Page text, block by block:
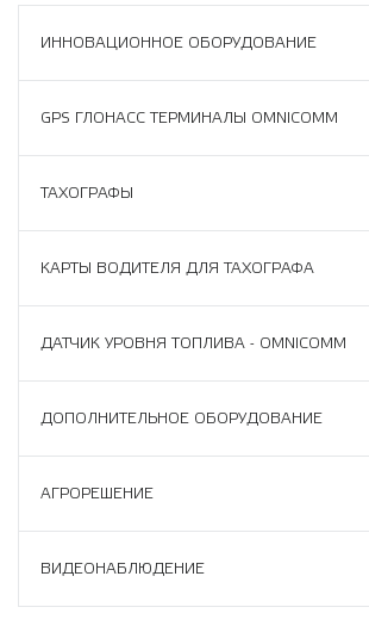
ИННОВАЦИОННОЕ ОБОРУДОВАНИЕ
GPS ГЛОНАСС ТЕРМИНАЛЫ OMNICOMM
ТАХОГРАФЫ
КАРТЫ ВОДИТЕЛЯ ДЛЯ ТАХОГРАФА
ДАТЧИК УРОВНЯ ТОПЛИВА - OMNICOMM
ДОПОЛНИТЕЛЬНОЕ ОБОРУДОВАНИЕ
АГРОРЕШЕНИЕ
ВИДЕОНАБЛЮДЕНИЕ